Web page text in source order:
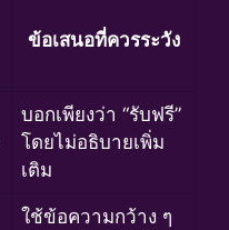
ข้อเสนอที่ควรระวัง
บอกเพียงว่า “รับฟรี”
โดยไม่อธิบายเพิ่ม
เติม
ใช้ข้อความกว้าง ๆ